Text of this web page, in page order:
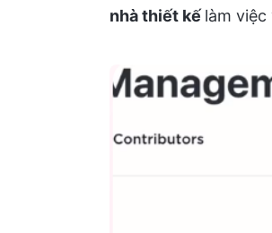
nhà thiết kế làm